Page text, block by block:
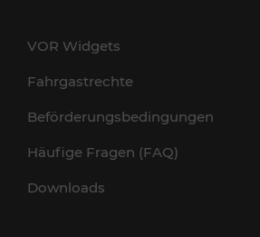
VOR Widgets
Fahrgastrechte
Beförderungsbedingungen
Häufige Fragen (FAQ)
Downloads